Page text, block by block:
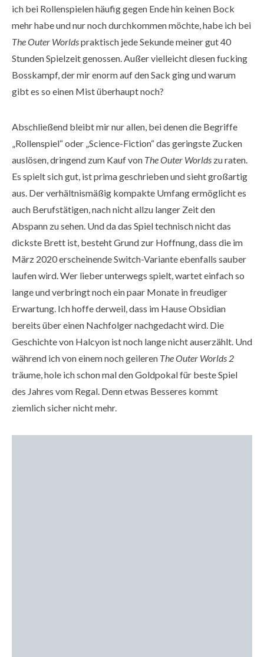
ich bei Rollenspielen häufig gegen Ende hin keinen Bock
mehr habe und nur noch durchkommen möchte, habe ich bei
The Outer Worldspraktisch jede Sekunde meiner gut 40
Stunden Spielzeit genossen. Außer vielleicht diesen fucking
Bosskampf, der mir enorm auf den Sack ging und warum
gibt es so einen Mist überhaupt noch?
Abschließend bleibt mir nur allen, bei denen die Begriffe
„Rollenspiel“ oder „Science-Fiction“ das geringste Zucken
auslösen, dringend zum Kauf von The Outer Worlds zu raten.
Es spielt sich gut, ist prima geschrieben und sieht großartig
aus. Der verhältnismäßig kompakte Umfang ermöglicht es
auch Berufstätigen, nach nicht allzu langer Zeit den
Abspann zu sehen. Und da das Spiel technisch nicht das
dickste Brett ist, besteht Grund zur Hoffnung, dass die im
März 2020 erscheinende Switch-Variante ebenfalls sauber
laufen wird. Wer lieber unterwegs spielt, wartet einfach so
lange und verbringt noch ein paar Monate in freudiger
Erwartung. Ich hoffe derweil, dass im Hause Obsidian
bereits über einen Nachfolger nachgedacht wird. Die
Geschichte von Halcyon ist noch lange nicht auserzählt. Und
während ich von einem noch geileren The Outer Worlds 2
träume, hole ich schon mal den Goldpokal für beste Spiel
des Jahres vom Regal. Denn etwas Besseres kommt
ziemlich sicher nicht mehr.